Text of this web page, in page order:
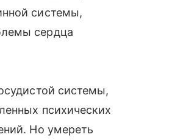
системы,
сердца
системы,
психических
Но умереть